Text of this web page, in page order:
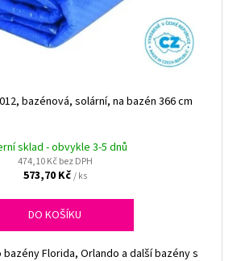
bazénová, solární, na bazén 366 cm
sklad - obvykle 3-5 dnů
474,10 Kč bez DPH
573,70 Kč/ ks
DO KOŠÍKU
Florida, Orlando a další bazény s